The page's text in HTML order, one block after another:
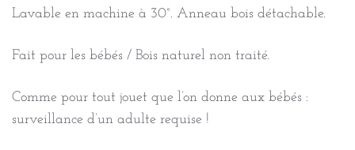
Lavable en machine à 30°. Anneau bois détachable.
Fait pour les bébés / Bois naturel non traité.
Comme pour tout jouet que l’on donne aux bébés :
surveillance d’un adulte requise !